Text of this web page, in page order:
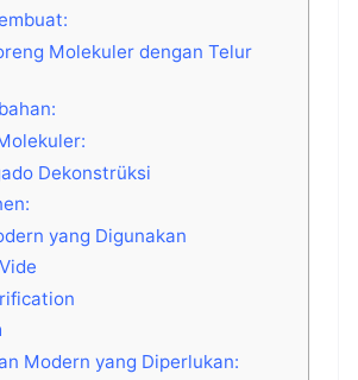
Molekuler dengan Telur
Dekonstrüksi
yang Digunakan
Modern yang Diperlukan: